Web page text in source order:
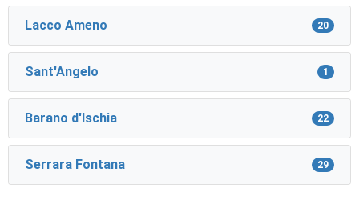
Lacco Ameno 20
Sant'Angelo 1
Barano d'Ischia 22
Serrara Fontana 29